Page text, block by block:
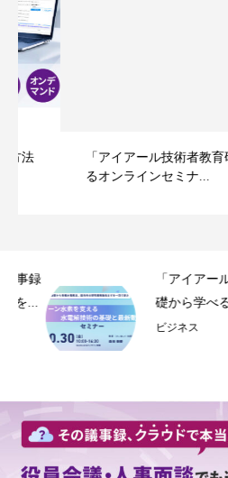
「アイアール技術者教育研究
るオンラインセミナ...
「アイアール技
礎から学べるオ
ビジネス